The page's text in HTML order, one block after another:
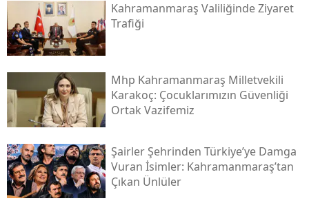
Kahramanmaraş Valiliğinde Ziyaret
Trafiği
Mhp Kahramanmaraş Milletvekili
Karakoç: Çocuklarımızın Güvenliği
Ortak Vazifemiz
Şairler Şehrinden Türkiye’ye Damga
Vuran İsimler: Kahramanmaraş’tan
Çıkan Ünlüler